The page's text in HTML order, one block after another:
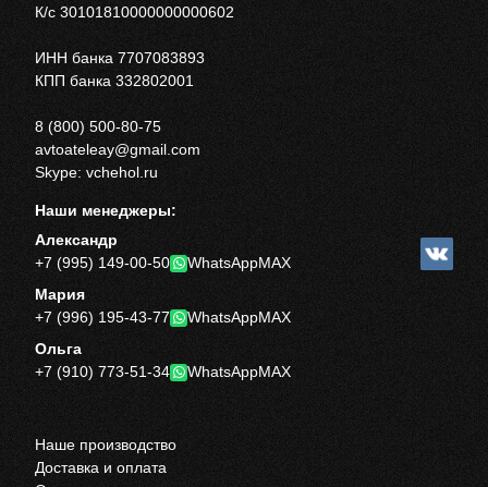
К/с 30101810000000000602
ИНН банка 7707083893
КПП банка 332802001
8 (800) 500-80-75
avtoateleay@gmail.com
Skype: vchehol.ru
Наши менеджеры:
Александр
+7 (995) 149-00-50
WhatsAppMAX
Мария
+7 (996) 195-43-77
WhatsAppMAX
Ольга
+7 (910) 773-51-34
WhatsAppMAX
Наше производство
Доставка и оплата